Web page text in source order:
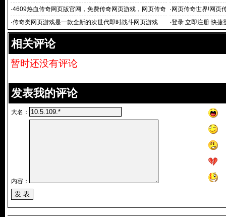
在哪里
·4609热血传奇网页版官网，免费传奇网页游戏，网页传奇
世界_网页传奇游戏
· 网页传奇世界!网页
·传奇类网页游戏是一款全新的次世代即时战斗网页游戏 ·登录 立即注册 快捷
相关评论
暂时还没有评论
发表我的评论
大名：
内容：